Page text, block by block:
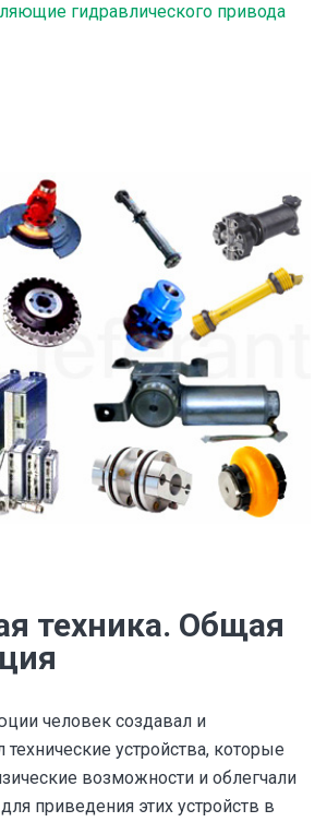
гидравлического привода
техника. Общая
человек создавал и
устройства, которые
возможности и облегчали
приведения этих устройств в